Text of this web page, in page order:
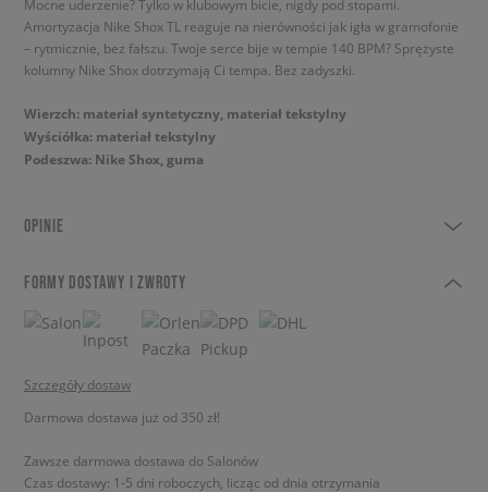
Mocne uderzenie? Tylko w klubowym bicie, nigdy pod stopami.
Amortyzacja Nike Shox TL reaguje na nierówności jak igła w gramofonie
– rytmicznie, bez fałszu. Twoje serce bije w tempie 140 BPM? Sprężyste
kolumny Nike Shox dotrzymają Ci tempa. Bez zadyszki.
Wierzch: materiał syntetyczny, materiał tekstylny
Wyściółka: materiał tekstylny
Podeszwa: Nike Shox, guma
OPINIE
FORMY DOSTAWY I ZWROTY
Szczegóły dostaw
Darmowa dostawa już od 350 zł!
Zawsze darmowa dostawa do Salonów
Czas dostawy: 1-5 dni roboczych, licząc od dnia otrzymania